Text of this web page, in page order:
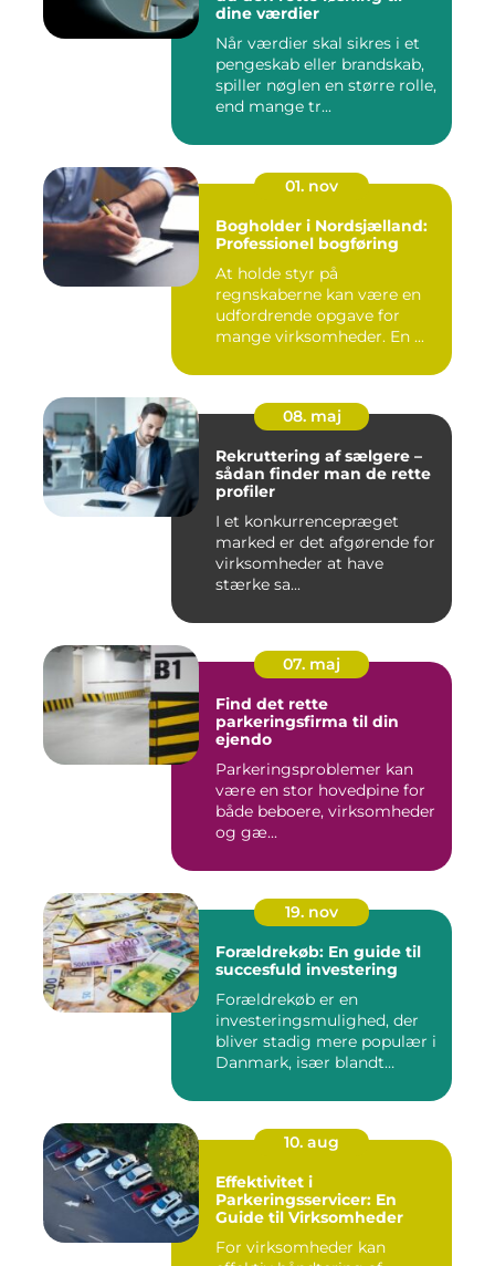
dine værdier
Når værdier skal sikres i et
pengeskab eller brandskab,
spiller nøglen en større rolle,
end mange tr...
01. nov
Bogholder i Nordsjælland:
Professionel bogføring
At holde styr på
regnskaberne kan være en
udfordrende opgave for
mange virksomheder. En ...
08. maj
Rekruttering af sælgere –
sådan finder man de rette
profiler
I et konkurrencepræget
marked er det afgørende for
virksomheder at have
stærke sa...
07. maj
Find det rette
parkeringsfirma til din
ejendo
Parkeringsproblemer kan
være en stor hovedpine for
både beboere, virksomheder
og gæ...
19. nov
Forældrekøb: En guide til
succesfuld investering
Forældrekøb er en
investeringsmulighed, der
bliver stadig mere populær i
Danmark, især blandt
10. aug
Effektivitet i
Parkeringsservicer: En
Guide til Virksomheder
For virksomheder kan